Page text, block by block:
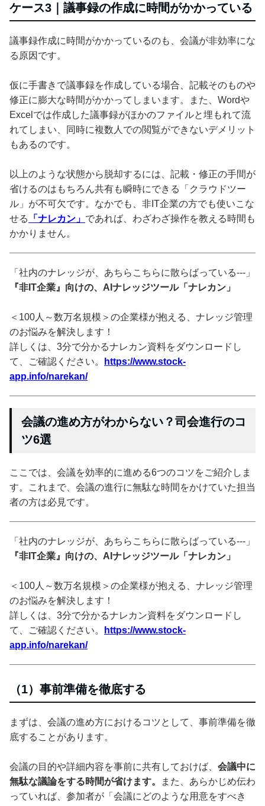
ケース3｜議事録の作成に時間がかかっている
議事録作成に時間がかかっているのも、会議が非効率にな
る原因です。
仮に手書きで議事録を作成している場合、記載そのものや
修正に膨大な時間がかかってしまいます。また、Wordや
Excelでは作成した議事録がほかのファイルと埋もれて流
れてしまい、同時に複数人での閲覧ができないデメリット
もあるのです。
以上のような状態から脱却するには、記載・修正の手間が
省けるのはもちろん共有も瞬時にできる「クラウドツー
ル」が不可欠です。なかでも、非IT企業の方でも使いこな
せる
「ナレカン」 であれば、わざわざ操作を教える時間も
かかりません。
「社内のナレッジが、あちらこちらに散らばっている---」
『非IT企業』向けの、AIナレッジツール「ナレカン」
＜100人～数万名規模＞の企業様が抱える、ナレッジ管理
のお悩みを解決します！
詳しくは、3分で分かるナレカン資料をダウンロードし
て、ご確認ください。
https://www.stock-
app.info/narekan/
会議の進め方がわからない？司会進行のコ
ツ6選
ここでは、会議を効率的に進める6つのコツをご紹介しま
す。これまで、会議の進行に無駄な時間をかけていた担当
者の方は必見です。
「社内のナレッジが、あちらこちらに散らばっている---」
『非IT企業』向けの、AIナレッジツール「ナレカン」
＜100人～数万名規模＞の企業様が抱える、ナレッジ管理
のお悩みを解決します！
詳しくは、3分で分かるナレカン資料をダウンロードし
て、ご確認ください。
https://www.stock-
app.info/narekan/
（1）事前準備を徹底する
まずは、会議の進め方におけるコツとして、事前準備を徹
底することがあります。
会議の目的や詳細内容を事前に共有しておけば、 会議中に
無駄な議論をする時間が省けます。
また、あらかじめ伝わ
っていれば、参加者が「会議にどのような用意をすべき